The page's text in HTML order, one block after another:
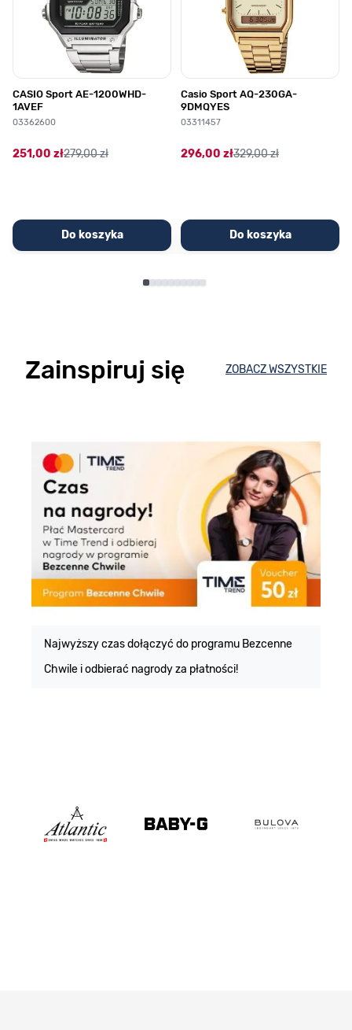
CASIO Sport AE-1200WHD-
1AVEF
03362600
251,00 zł279,00 zł
Do koszyka
Casio Sport AQ-230GA-
9DMQYES
03311457
296,00 zł329,00 zł
Do koszyka
Zainspiruj się ZOBACZ WSZYSTKIE
Najwyższy czas dołączyć do programu Bezcenne
Chwile i odbierać nagrody za płatności!